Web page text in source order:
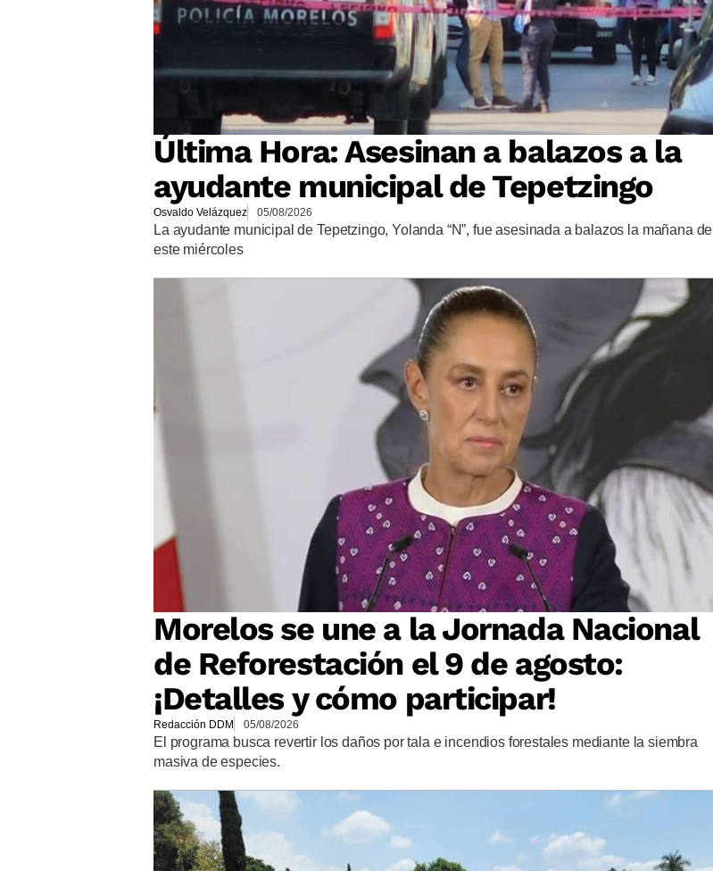
Última Hora: Asesinan a balazos a la
ayudante municipal de Tepetzingo
Osvaldo Velázquez 05/08/2026
La ayudante municipal de Tepetzingo, Yolanda “N”, fue asesinada a balazos la mañana de
este miércoles
Morelos se une a la Jornada Nacional
de Reforestación el 9 de agosto:
¡Detalles y cómo participar!
Redacción DDM 05/08/2026
El programa busca revertir los daños por tala e incendios forestales mediante la siembra
masiva de especies.